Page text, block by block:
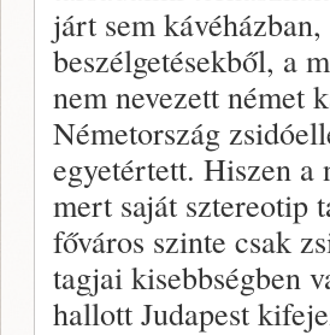
járt sem
beszélgetésekből, a
nem nevezett német
Németország
egyetértett. Hiszen a
mert saját sztereotip
főváros szinte csak
tagjai kisebbségben
hallott Judapest